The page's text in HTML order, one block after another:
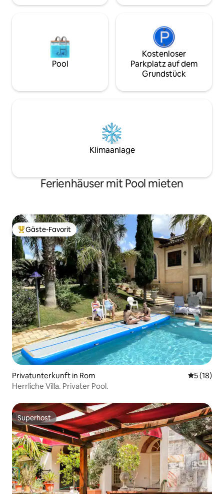
römisches Erlebnis auch im Haus!
Pool
Kostenloser
Parkplatz auf dem
Grundstück
Klimaanlage
Ferienhäuser mit Pool mieten
Beliebter Gäste-Favorit.
Gäste-Favorit
Privatunterkunft in Rom
5 (18)
Herrliche Villa. Privater Pool.
Superhost
Superhost